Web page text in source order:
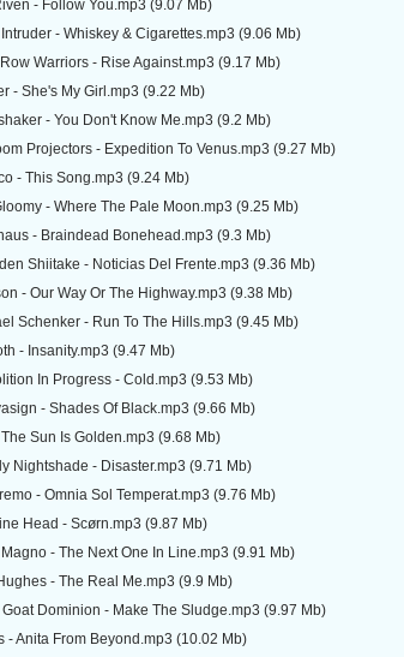
- Follow You.mp3 (9.07 Mb)
- Whiskey & Cigarettes.mp3 (9.06 Mb)
Warriors - Rise Against.mp3 (9.17 Mb)
- She's My Girl.mp3 (9.22 Mb)
- You Don't Know Me.mp3 (9.2 Mb)
Projectors - Expedition To Venus.mp3 (9.27 Mb)
- This Song.mp3 (9.24 Mb)
- Where The Pale Moon.mp3 (9.25 Mb)
- Braindead Bonehead.mp3 (9.3 Mb)
Shiitake - Noticias Del Frente.mp3 (9.36 Mb)
- Our Way Or The Highway.mp3 (9.38 Mb)
Schenker - Run To The Hills.mp3 (9.45 Mb)
- Insanity.mp3 (9.47 Mb)
In Progress - Cold.mp3 (9.53 Mb)
- Shades Of Black.mp3 (9.66 Mb)
Sun Is Golden.mp3 (9.68 Mb)
Nightshade - Disaster.mp3 (9.71 Mb)
- Omnia Sol Temperat.mp3 (9.76 Mb)
Head - Scørn.mp3 (9.87 Mb)
- The Next One In Line.mp3 (9.91 Mb)
- The Real Me.mp3 (9.9 Mb)
Dominion - Make The Sludge.mp3 (9.97 Mb)
- Anita From Beyond.mp3 (10.02 Mb)